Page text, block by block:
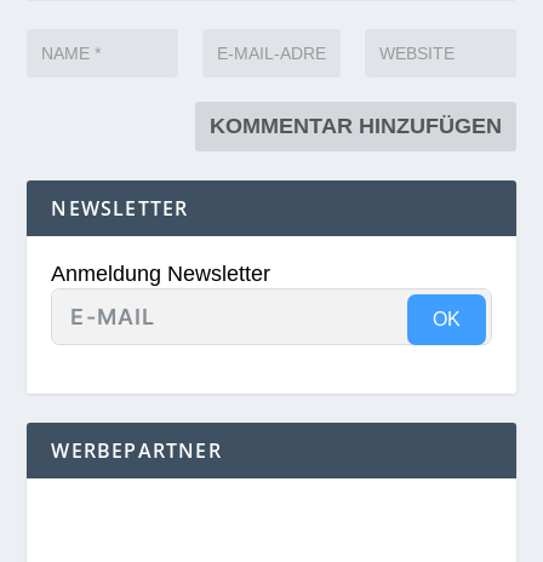
NEWSLETTER
Anmeldung Newsletter
OK
WERBEPARTNER